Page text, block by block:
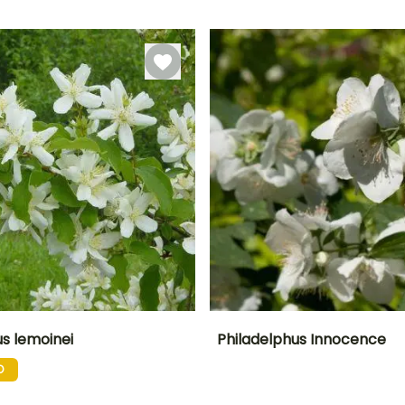
Janeiro à
Fevereiro,
Outubro à
Dezembro
Junho à Julho Fevereiro à Abril,
Setembro à
Novembro
lemoinei Philadelphus Innocence